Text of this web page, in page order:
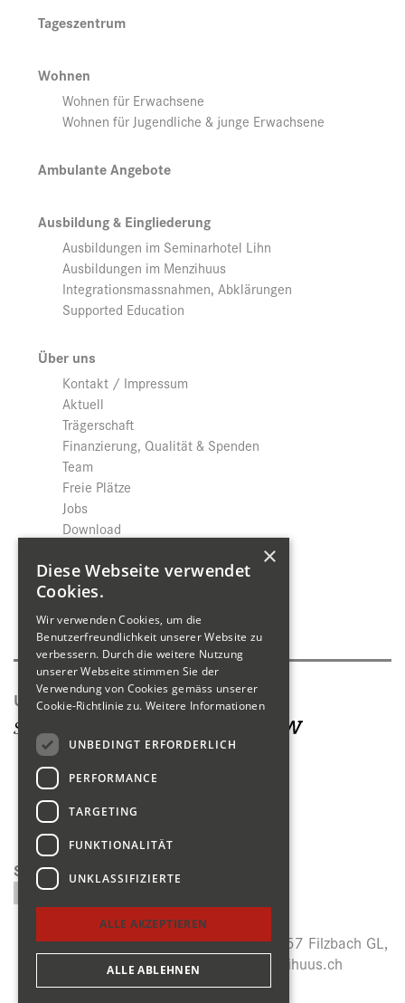
Tageszentrum
Wohnen
Wohnen für Erwachsene
Wohnen für Jugendliche & junge Erwachsene
Ambulante Angebote
Ausbildung & Eingliederung
Ausbildungen im Seminarhotel Lihn
Ausbildungen im Menzihuus
Integrationsmassnahmen, Abklärungen
Supported Education
Über uns
Kontakt / Impressum
Aktuell
Trägerschaft
Finanzierung, Qualität & Spenden
Team
Freie Plätze
Jobs
Download
Shop
Produktkatalog
Unsere Seiten
Suchen
Menzihuus, Panoramastrasse 27, CH-8757 Filzbach GL,
+41 (0)55 614 64 14,
info@menzihuus.ch
×
Diese Webseite verwendet
Cookies.
Wir verwenden Cookies, um die
Benutzerfreundlichkeit unserer Website zu
verbessern. Durch die weitere Nutzung
unserer Webseite stimmen Sie der
Verwendung von Cookies gemäss unserer
Cookie-Richtlinie zu. Weitere Informationen
UNBEDINGT ERFORDERLICH
PERFORMANCE
TARGETING
FUNKTIONALITÄT
UNKLASSIFIZIERTE
ALLE AKZEPTIEREN
ALLE ABLEHNEN